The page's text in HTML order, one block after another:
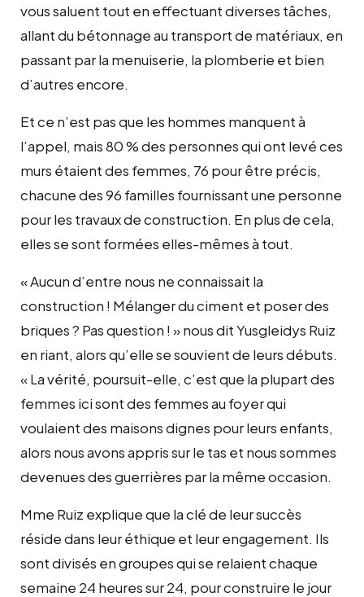
vous saluent tout en effectuant diverses tâches,
allant du bétonnage au transport de matériaux, en
passant par la menuiserie, la plomberie et bien
d’autres encore.
Et ce n’est pas que les hommes manquent à
l’appel, mais 80 % des personnes qui ont levé ces
murs étaient des femmes, 76 pour être précis,
chacune des 96 familles fournissant une personne
pour les travaux de construction. En plus de cela,
elles se sont formées elles-mêmes à tout.
« Aucun d’entre nous ne connaissait la
construction ! Mélanger du ciment et poser des
briques ? Pas question ! » nous dit Yusgleidys Ruiz
en riant, alors qu’elle se souvient de leurs débuts.
« La vérité, poursuit-elle, c’est que la plupart des
femmes ici sont des femmes au foyer qui
voulaient des maisons dignes pour leurs enfants,
alors nous avons appris sur le tas et nous sommes
devenues des guerrières par la même occasion.
Mme Ruiz explique que la clé de leur succès
réside dans leur éthique et leur engagement. Ils
sont divisés en groupes qui se relaient chaque
semaine 24 heures sur 24, pour construire le jour